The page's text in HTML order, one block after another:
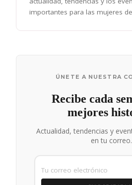
importantes para las mujeres
ÚNETE A NUESTRA
Recibe cada
mejores
Actualidad, tendencias y
en tu correo.